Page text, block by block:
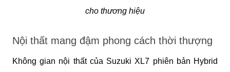
cho thương hiệu
Nội thất mang đậm phong cách thời thượng
Không gian nội thất của Suzuki XL7 phiên bản Hybrid